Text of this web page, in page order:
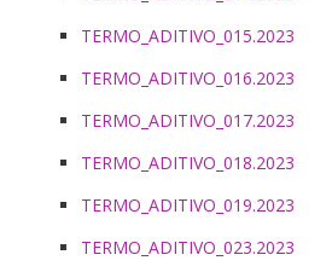
TERMO_ADITIVO_015.2023
TERMO_ADITIVO_016.2023
TERMO_ADITIVO_017.2023
TERMO_ADITIVO_018.2023
TERMO_ADITIVO_019.2023
TERMO_ADITIVO_023.2023